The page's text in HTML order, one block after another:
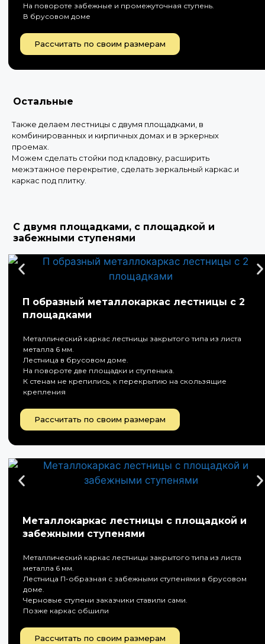
На повороте забежные и промежуточная ступень.
В брусовом доме
Рассчитать по своим размерам
Остальные
Также делаем лестницы с двумя площадками, в
комбинированных и кирпичных домах и в эркерных
проемах.
Можем сделать стойки под кладовку, расширить
межэтажное перекрытие, сделать зеркальный каркас.и
каркас под плитку.
С двумя площадками, с площадкой и
забежными ступенями
П образный металлокаркас лестницы с 2
площадками
Металлический каркас лестницы закрытого типа из листа
металла 6 мм.
Лестница в брусовом доме.
На повороте две площадки и ступенька.
К стенам не крепились, к перекрытию на скользящие
крепления
Рассчитать по своим размерам
Металлокаркас лестницы с площадкой и
забежными ступенями
Металлический каркас лестницы закрытого типа из листа
металла 6 мм.
Лестница П-образная с забежными ступенями в брусовом
доме.
Черновые ступени заказчики ставили сами.
Позже каркас обшили
Рассчитать по своим размерам